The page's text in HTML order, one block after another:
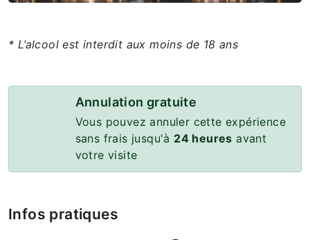
* L’alcool est interdit aux moins de 18 ans
Annulation gratuite
Vous pouvez annuler cette expérience
sans frais jusqu'à 24 heures avant
votre visite
Infos pratiques